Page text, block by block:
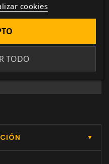
▼
cookies
TODO